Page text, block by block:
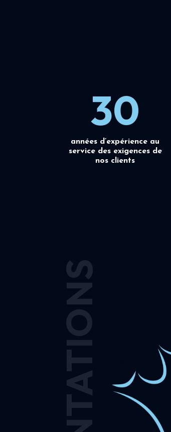
30
années d’expérience au
service des exigences de
nos clients